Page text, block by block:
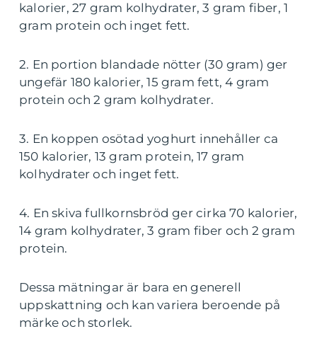
kalorier, 27 gram kolhydrater, 3 gram fiber, 1
gram protein och inget fett.
2. En portion blandade nötter (30 gram) ger
ungefär 180 kalorier, 15 gram fett, 4 gram
protein och 2 gram kolhydrater.
3. En koppen osötad yoghurt innehåller ca
150 kalorier, 13 gram protein, 17 gram
kolhydrater och inget fett.
4. En skiva fullkornsbröd ger cirka 70 kalorier,
14 gram kolhydrater, 3 gram fiber och 2 gram
protein.
Dessa mätningar är bara en generell
uppskattning och kan variera beroende på
märke och storlek.